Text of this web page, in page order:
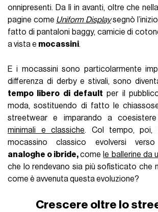
onnipresenti. Da lì in avanti, oltre che
pagine come Uniform Displaysegnò
fatto di pantaloni baggy, camicie di
a vista e mocassini.
E i mocassini sono particolarmente
differenza di derby e stivali, sono
tempo libero di default per il
moda, sostituendo di fatto le chiassose
streetwear e imparando a
minimali e classiche. Col tempo, poi,
mocassino classico evolversi verso
analoghe o ibride,come le ballerine da
che lo rendevano sia più sofisticato che
come è avvenuta questa evoluzione?
Crescere oltre lo